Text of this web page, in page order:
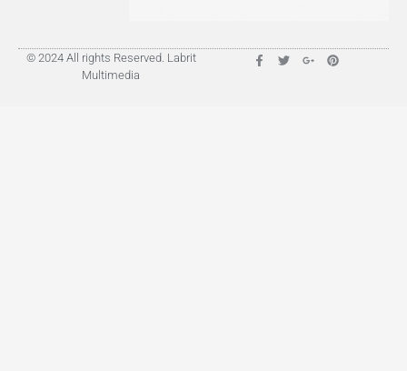
© 2024 All rights Reserved. Labrit
Multimedia